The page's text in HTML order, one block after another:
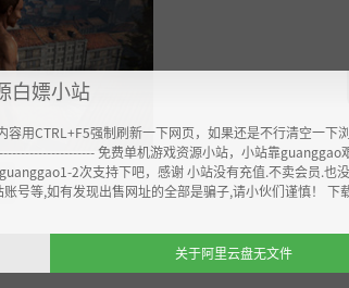
家，但当你进入威胁性的“危险区域”时
白嫖小站
容用CTRL+F5强制刷新一下网页，如果还是不行清空一下
免费单机游戏资源小站，小站靠guanggao
2次支持下吧，感谢 小站没有充值.不卖会员.也
号等,如有发现出售网址的全部是骗子,请小伙们谨慎！ 下
关于阿里云盘无文件